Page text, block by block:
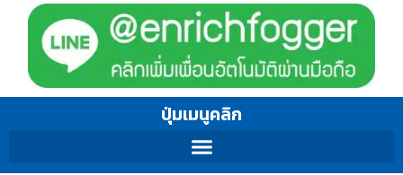
ปุ่มเมนูคลิก